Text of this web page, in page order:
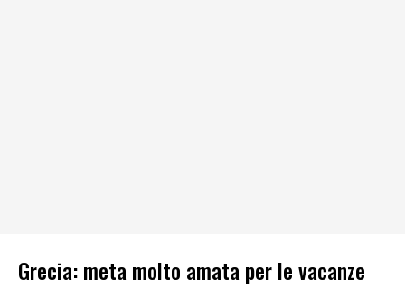
Grecia: meta molto amata per le vacanze